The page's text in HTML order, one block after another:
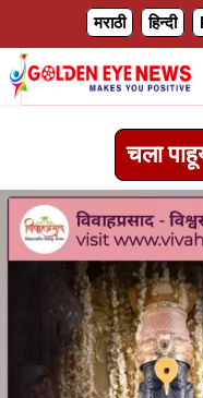
मराठी हिन्दी
चला